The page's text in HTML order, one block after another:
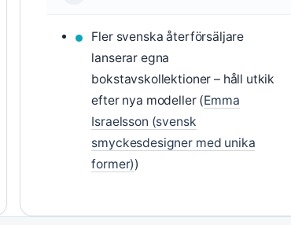
Fler svenska återförsäljare
lanserar egna
bokstavskollektioner – håll utkik
efter nya modeller (Emma
Israelsson (svensk
smyckesdesigner med unika
former))